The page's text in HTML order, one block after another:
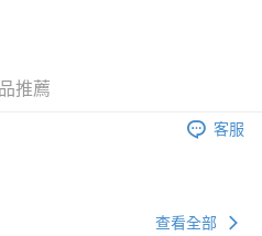
排重寄
推薦
客服
查看全部